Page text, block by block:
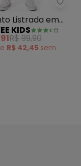
- Conjunto
Listrada em
Azul Pastel
KIDS
R$ 99,90
R$ 42,45 sem